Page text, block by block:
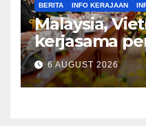
BERITA INFO KERAJAAN
Malaysia,
kerjasama
bidang
AI,
Khaled
6 AUGUST 2026